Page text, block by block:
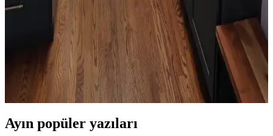
Mutfak Köşesini Fonksiyonel ve Estetik Hale
Getirme Pratik Düzenleme Yöntemleri
Mutfak köşenizi düzenlerken gereksiz eşyalardan kurtulmak,
bitkileri doğru konumlandırmak ve askı sistemleri kullanmak
işlevsellik ve estetik sağlar. Alanı işlevsel gruplarla düzenlemek
önemlidir.
Ayın popüler yazıları